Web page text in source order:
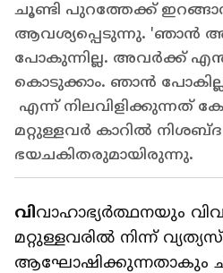
ചൂണ്ടി പുറത്തേക്ക്
ആവശ്യപ്പെടുന്നു. 'ഞാൻ
പോകുന്നില്ല. അവർക്ക്
കൊടുക്കാം. ഞാന്‍
എന്ന് നിലവിളിക്കുന്നത്
മറ്റുള്ളവര്‍ കാറില്‍
ഭയചകിതരുമായിരുന്നു.
വിവാഹാഭ്യര്‍ത്ഥനയും
മറ്റുള്ളവരില്‍ നിന്ന്
ആഘോഷിക്കുന്നതാകും